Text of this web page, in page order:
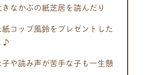
なかぶの紙芝居を読んだり
コップ風鈴をプレゼントした
♪
や読み声が苦手な子も一生懸